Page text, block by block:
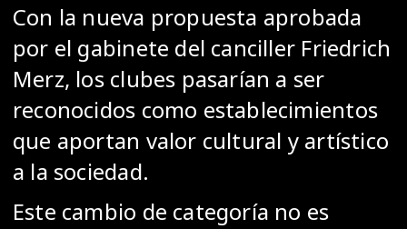
Con la nueva propuesta aprobada
por el gabinete del canciller Friedrich
Merz, los clubes pasarían a ser
reconocidos como establecimientos
que aportan valor cultural y artístico
a la sociedad.
Este cambio de categoría no es